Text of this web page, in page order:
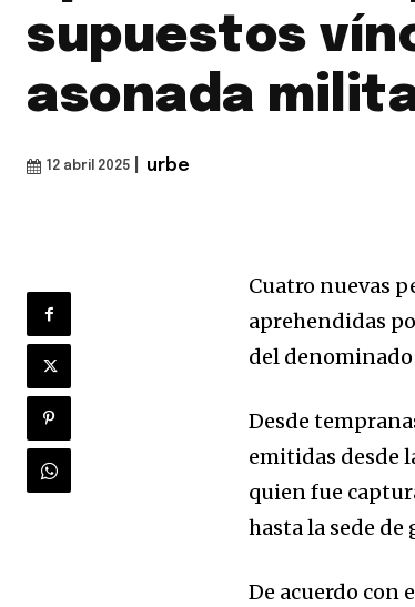
supuestos
asonada
12 abril 2025 urbe
Cuatro nuevas
aprehendidas
del denominado
Desde
emitidas desde
quien fue
hasta la sede de
De acuerdo con